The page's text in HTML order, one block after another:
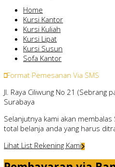
Home
Kursi Kantor
Kursi Kuliah
Kursi Lipat
Kursi Susun
Sofa Kantor
Format Pemesanan Via SMS
Jl. Raya Ciliwung No 21 (Sebrang
Surabaya
Selanjutnya kami akan
total belanja anda yang harus
Lihat List Rekening Kami